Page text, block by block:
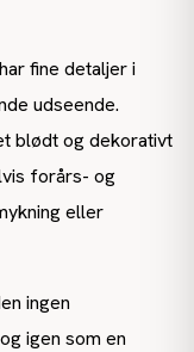
fine detaljer i
udseende.
blødt og dekorativt
forårs- og
eller
ingen
igen som en